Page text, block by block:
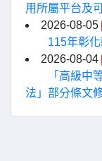
用所屬平台及
2026-08-05
115年彰
2026-08-04
「高級中
法」部分條文